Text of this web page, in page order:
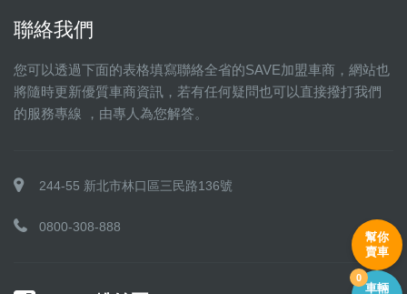
聯絡我們
您可以透過下面的表格填寫聯絡全省的SAVE加盟車商，網站也
將隨時更新優質車商資訊，若有任何疑問也可以直接撥打我們
的服務專線 ，由專人為您解答。
244-55 新北市林口區三民路136號
0800-308-888
幫你
賣車
車輛
0